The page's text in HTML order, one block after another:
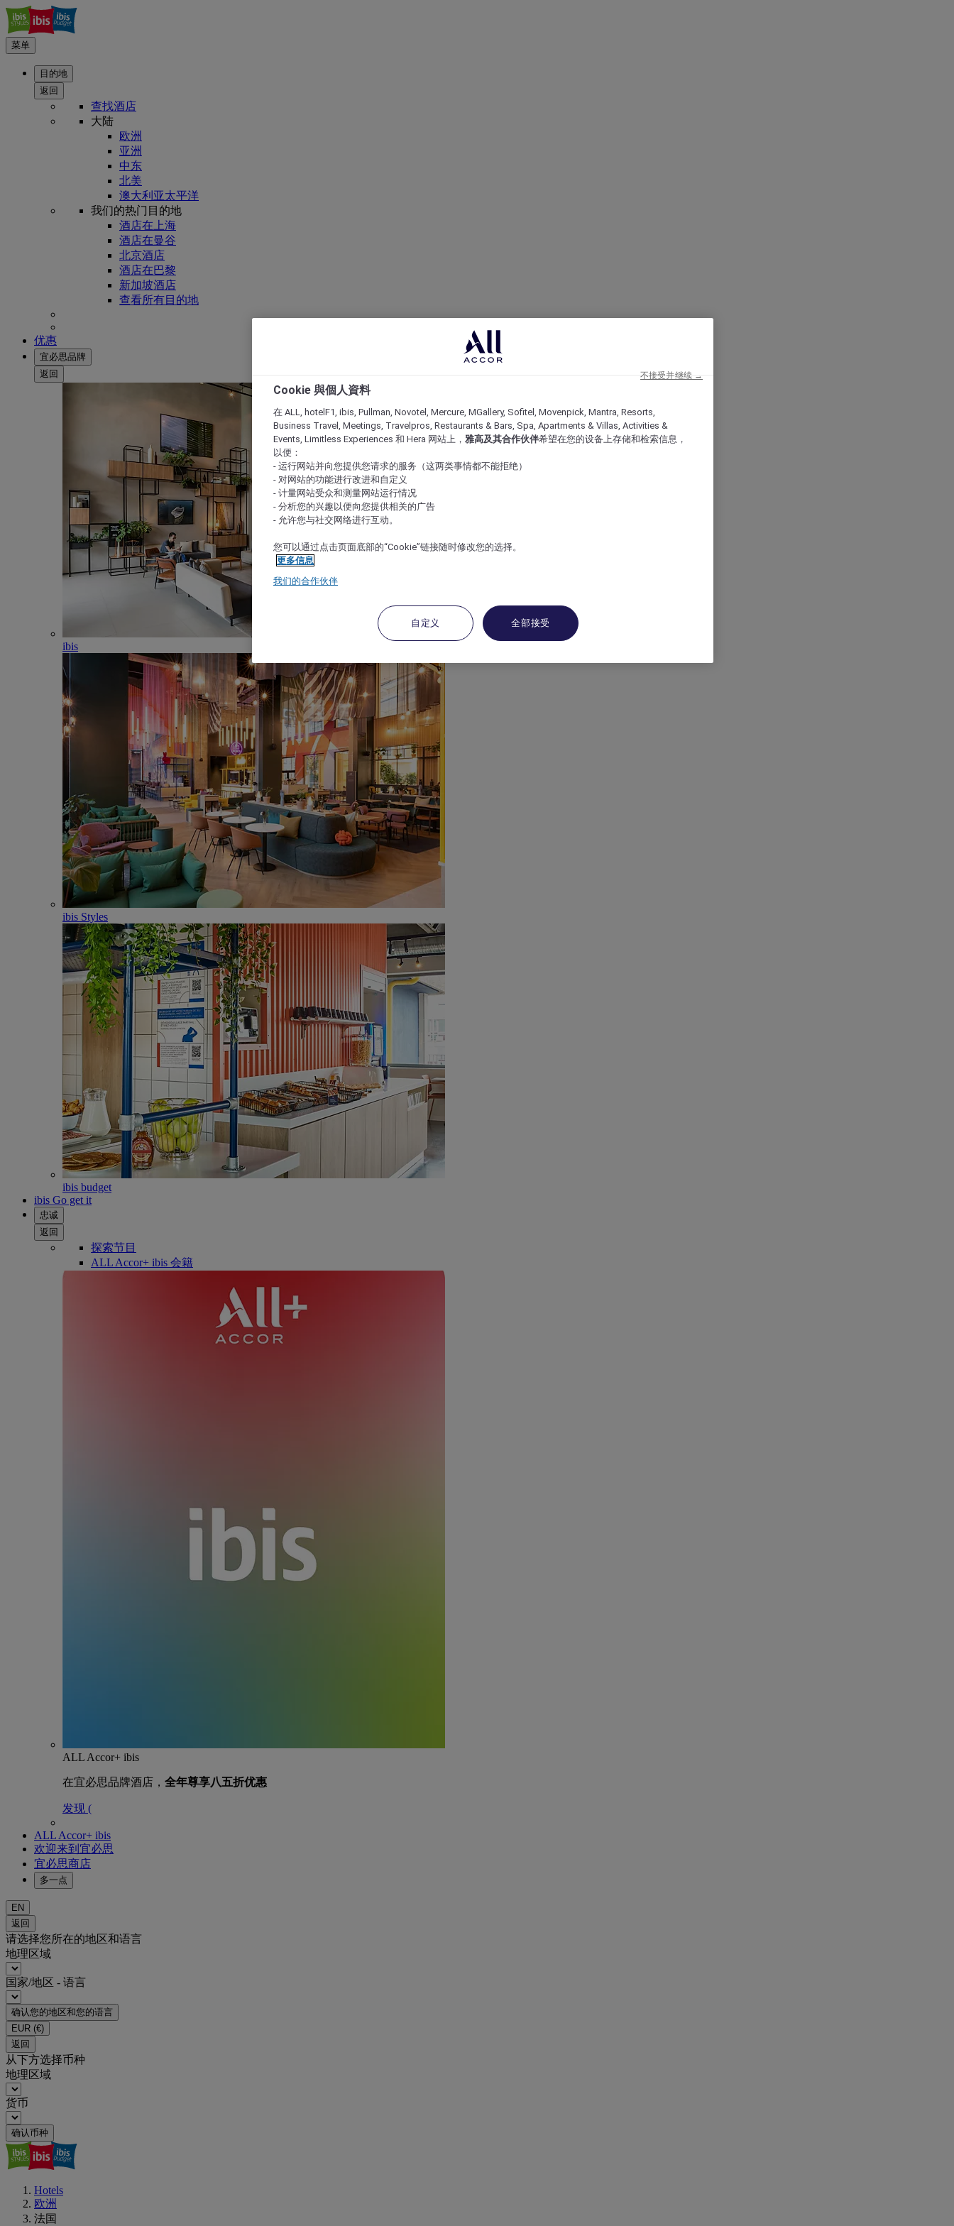
菜单
目的地
返回
查找酒店
大陆
欧洲
亚洲
中东
北美
澳大利亚太平洋
我们的热门目的地
酒店在上海
酒店在曼谷
北京酒店
酒店在巴黎
新加坡酒店
查看所有目的地
优惠
宜必思品牌
返回
ibis
ibis Styles
ibis budget
ibis Go get it
忠诚
返回
探索节目
ALL Accor+ ibis 会籍
ALL Accor+ ibis
在宜必思品牌酒店， 全年尊享八五折优惠
发现 (
ALL Accor+ ibis
欢迎来到宜必思
宜必思商店
多一点
EN
返回
请选择您所在的地区和语言
地理区域
国家/地区 - 语言
确认您的地区和您的语言
EUR (€)
返回
从下方选择币种
地理区域
货币
确认币种
Hotels
欧洲
法国
Cookie 與個人資料
在 ALL, hotelF1, ibis, Pullman, Novotel, Mercure, MGallery, Sofitel, Movenpick, Mantra, Resorts,
Business Travel, Meetings, Travelpros, Restaurants & Bars, Spa, Apartments & Villas, Activities &
Events, Limitless Experiences 和 Hera 网站上， 雅高及其合作伙伴希望在您的设备上存储和检索信息，
以便：
- 运行网站并向您提供您请求的服务（这两类事情都不能拒绝）
- 对网站的功能进行改进和自定义
- 计量网站受众和测量网站运行情况
- 分析您的兴趣以便向您提供相关的广告
- 允许您与社交网络进行互动。
您可以通过点击页面底部的“Cookie”链接随时修改您的选择。
更多信息
我们的合作伙伴
自定义 全部接受
不接受并继续 →